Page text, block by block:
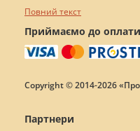
Повний текст
Приймаємо до оплати
Copyright © 2014-2026
Партнери